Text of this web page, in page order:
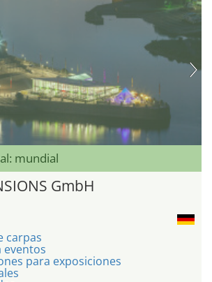
mundial
GmbH
carpas
eventos
para exposiciones